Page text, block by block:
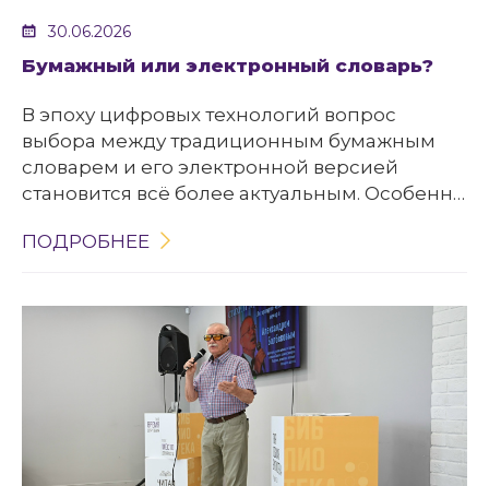
30.06.2026
Бумажный или электронный словарь?
В эпоху цифровых технологий вопрос
выбора между традиционным бумажным
словарем и его электронной версией
становится всё более актуальным. Особенно
всех, кто регулярно сталкивается с
действительно лучше.
ПОДРОБНЕЕ